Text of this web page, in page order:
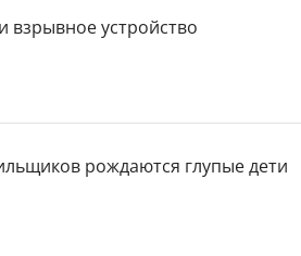
взрывное устройство
рождаются глупые дети